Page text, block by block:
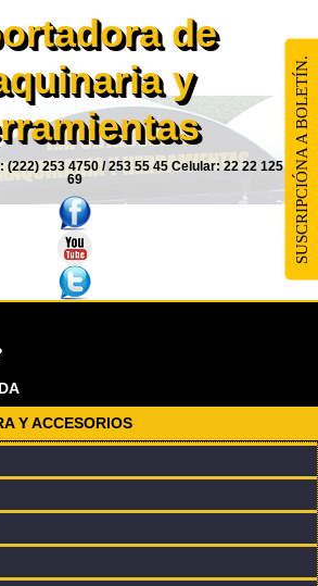
de
y
(222) 253 4750 / 253 55 45 Celular: 22 22 125 85
69
Y ACCESORIOS
SUSCRIPCIÓNA A BOLETÍN.